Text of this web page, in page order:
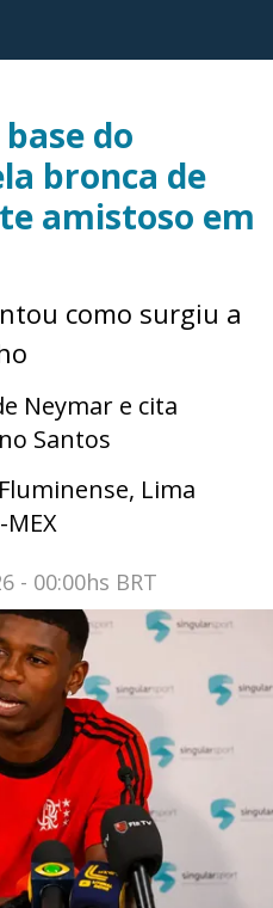
do
bronca de
amistoso em
como surgiu a
Neymar e cita
Santos
Lima
- 00:00hs BRT